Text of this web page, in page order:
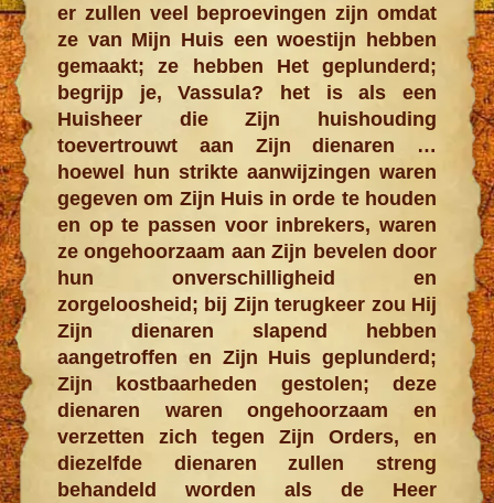
er zullen veel beproevingen zijn omdat
ze van Mijn Huis een woestijn hebben
gemaakt; ze hebben Het geplunderd;
begrijp je, Vassula? het is als een
Huisheer die Zijn huishouding
toevertrouwt aan Zijn dienaren …
hoewel hun strikte aanwijzingen waren
gegeven om Zijn Huis in orde te houden
en op te passen voor inbrekers, waren
ze ongehoorzaam aan Zijn bevelen door
hun onverschillig­heid en
zorgeloosheid; bij Zijn terugkeer zou Hij
Zijn dienaren slapend hebben
aangetroffen en Zijn Huis geplunderd;
Zijn kostbaarheden gestolen; deze
dienaren waren ongehoor­zaam en
verzetten zich tegen Zijn Orders, en
diezelfde dienaren zullen streng
behandeld worden als de Heer